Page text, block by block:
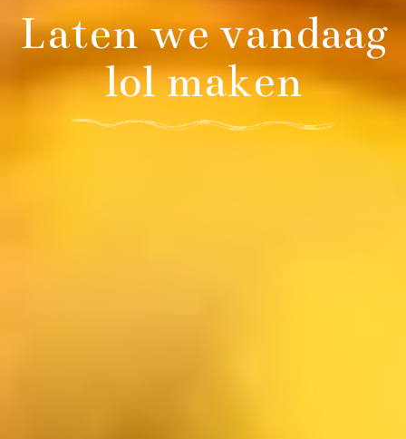
Laten we vandaag
lol maken